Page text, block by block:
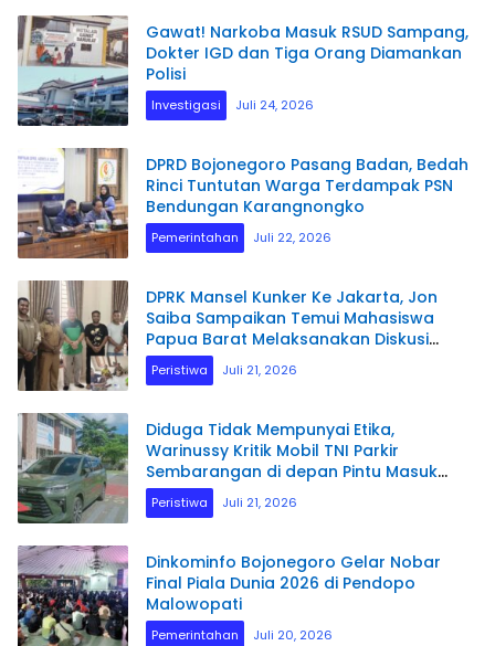
Gawat! Narkoba Masuk RSUD Sampang,
Dokter IGD dan Tiga Orang Diamankan
Polisi
Investigasi Juli 24, 2026
DPRD Bojonegoro Pasang Badan, Bedah
Rinci Tuntutan Warga Terdampak PSN
Bendungan Karangnongko
Pemerintahan Juli 22, 2026
DPRK Mansel Kunker Ke Jakarta, Jon
Saiba Sampaikan Temui Mahasiswa
Papua Barat Melaksanakan Diskusi
Terkait Masa Depan Sumber daya
Manusia.
Peristiwa Juli 21, 2026
Diduga Tidak Mempunyai Etika,
Warinussy Kritik Mobil TNI Parkir
Sembarangan di depan Pintu Masuk
Pengadilan Negeri Manokwari.
Peristiwa Juli 21, 2026
Dinkominfo Bojonegoro Gelar Nobar
Final Piala Dunia 2026 di Pendopo
Malowopati
Pemerintahan Juli 20, 2026